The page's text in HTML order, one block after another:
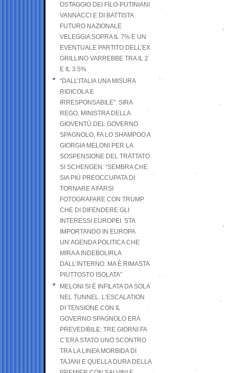
OSTAGGIO DEI FILO-PUTINIANI
VANNACCI E DI BATTISTA.
FUTURO NAZIONALE
VELEGGIA SOPRA IL 7% E UN
EVENTUALE PARTITO DELL’EX
GRILLINO VARREBBE TRA IL 2
E IL 3.5%
“DALL’ITALIA UNA MISURA
RIDICOLA E
IRRESPONSABILE”: SIRA
REGO, MINISTRA DELLA
GIOVENTÙ DEL GOVERNO
SPAGNOLO, FA LO SHAMPOO A
GIORGIA MELONI PER LA
SOSPENSIONE DEL TRATTATO
SI SCHENGEN: “SEMBRA CHE
SIA PIÙ PREOCCUPATA DI
TORNARE A FARSI
FOTOGRAFARE CON TRUMP
CHE DI DIFENDERE GLI
INTERESSI EUROPEI. STA
IMPORTANDO IN EUROPA
UN’AGENDA POLITICA CHE
MIRA A INDEBOLIRLA
DALL’INTERNO. MA È RIMASTA
PIUTTOSTO ISOLATA”
MELONI SI È INFILATA DA SOLA
NEL TUNNEL. L’ESCALATION
DI TENSIONE CON IL
GOVERNO SPAGNOLO ERA
PREVEDIBILE: TRE GIORNI FA
C’ERA STATO UNO SCONTRO
TRA LA LINEA MORBIDA DI
TAJANI E QUELLA DURA DELLA